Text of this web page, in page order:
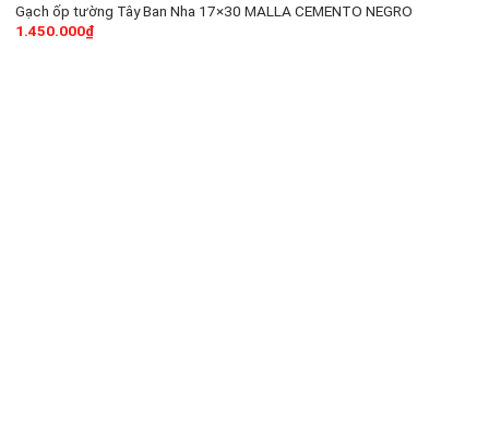
Gạch ốp tường Tây Ban Nha 17×30 MALLA CEMENTO NEGRO
1.450.000₫